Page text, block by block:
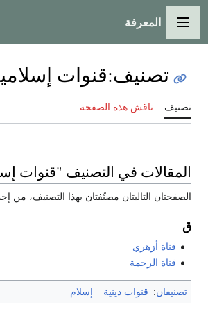
القائمة الرئيسية
المعرفة
تصنيف:قنوات
تصنيف ناقش هذه الصفحة
المقالات في التصنيف "قنوات
الصفحتان التاليتان مصنّفتان بهذا التصنيف، من
ق
قناة أزهري
قناة الرحمة
تصنيفان: قنوات دينية إسلام